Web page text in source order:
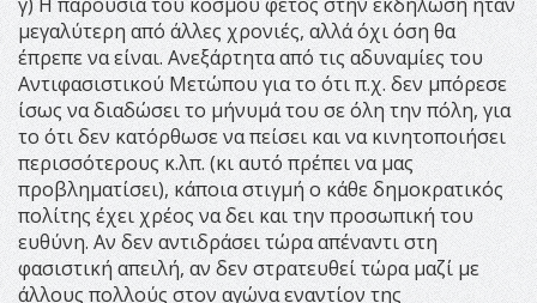
μεγαλύτερη από άλλες χρονιές, αλλά όχι όση θα
έπρεπε να είναι. Ανεξάρτητα από τις αδυναμίες του
Αντιφασιστικού Μετώπου για το ότι π.χ. δεν μπόρεσε
ίσως να διαδώσει το μήνυμά του σε όλη την πόλη, για
το ότι δεν κατόρθωσε να πείσει και να κινητοποιήσει
περισσότερους κ.λπ. (κι αυτό πρέπει να μας
προβληματίσει), κάποια στιγμή ο κάθε δημοκρατικός
πολίτης έχει χρέος να δει και την προσωπική του
ευθύνη. Αν δεν αντιδράσει τώρα απέναντι στη
φασιστική απειλή, αν δεν στρατευθεί τώρα μαζί με
άλλους πολλούς στον αγώνα εναντίον της